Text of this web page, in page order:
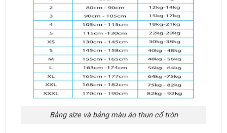
Bảng size và bảng màu áo thun cổ tròn